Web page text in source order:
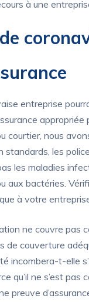
à une
entreprise
nous
standards, les
les maladies
aux bactéries.
à votre
ne couvre pas
de couverture
incombera-t-elle
qu’il ne s’est
preuve